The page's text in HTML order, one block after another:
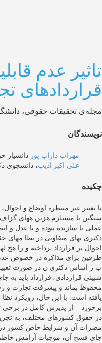
تاثیر عدم
قراردادهای
مجله‌ی تحقیقات حقوقی،
نویسندگان
مهراب داراب پور دانشیار
علی اکبر ادیب، دانشجوی
چکیده
با تغییر غیر منتظره اوضاع و
سنگین یا مستلزم هزین ههای گزاف
عملی یا سازنده نبوده و با عدل
دکتری نهای متفاوتی در نظا مهای
احوال بر قرارداد پرداخته و را
طرفین برای مذاکره در خصوص عدم
ب ر اساس دکتری ن در صورت
شبینی قراردادی، قرارداد باید به
محفوظ بماند و پیشرفت تجارت و
یافته است. با این حال، رویکرد
برخورد – از پذیرش کامل در برخی
در حقوق کشورهای مختلف، به تجزیه
مضرات آن و شرایط خاص کشور
جای فسخ آن، موجبات آرامش خاطر